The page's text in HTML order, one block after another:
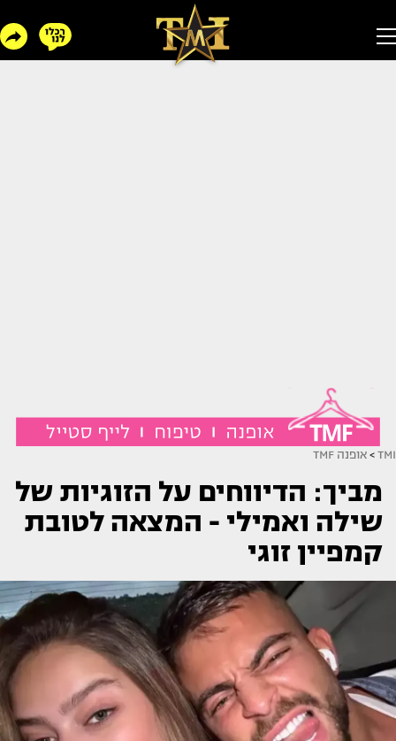
TMI
> אופנה TMF
מביך: הדיווחים על הזוגיות של
שילה ואמילי - המצאה לטובת
קמפיין זוגי